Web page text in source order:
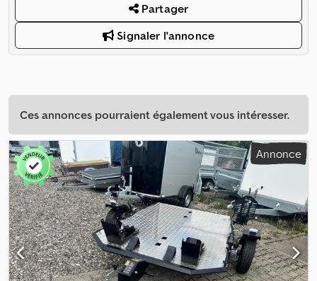
Partager
Signaler l'annonce
Ces annonces pourraient également vous intéresser.
Annonce